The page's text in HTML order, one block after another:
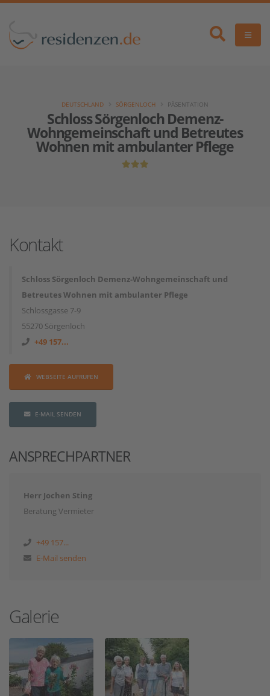
Schloss Sörgenloch Demenz-
Wohngemeinschaft und Betreutes
Wohnen mit ambulanter Pflege
DEUTSCHLAND SÖRGENLOCH PÄSENTATION
Kontakt
Schloss Sörgenloch Demenz-Wohngemeinschaft und
Betreutes Wohnen mit ambulanter Pflege
Schlossgasse 7-9
55270 Sörgenloch
+49 157...
WEBSEITE AUFRUFEN
E-MAIL SENDEN
ANSPRECHPARTNER
Herr Jochen Sting
Beratung Vermieter
+49 157...
E-Mail senden
Galerie